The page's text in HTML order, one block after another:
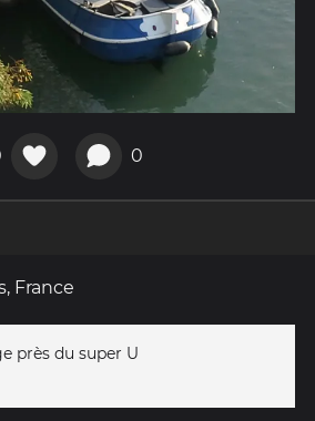
0
France
près du super U